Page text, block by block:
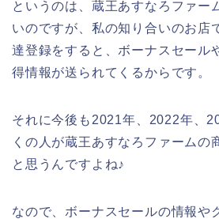
というのは、蔵王あすなろファー
いのですが、私の知り合いのお店
達登録をすると、ボーナスセール
得情報が送られてくるからです。
それに今後も2021年、2022年、
くの人が蔵王あすなろファームの
と思うんですよね♪
なので、ボーナスセールの情報や